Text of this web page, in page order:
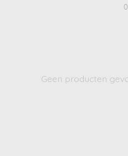
Geen producten